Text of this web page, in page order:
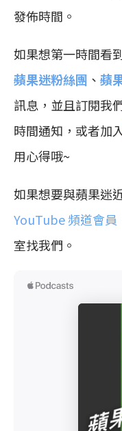
發佈時間。
如果想第一時間看
蘋果迷粉絲團 、 蘋
訊息，並且訂閱我
時間通知，或者加
用心得哦~
如果想要與蘋果迷
YouTube 頻道會員
室找我們。